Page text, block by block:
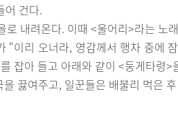
어 건다.
로 내려온다. 이때 <울어리>라는 노
“이리 오너라, 영감께서 행차 중에
잡아 들고 아래와 같이 <둥게타령>
끓여주고, 일꾼들은 배불리 먹은